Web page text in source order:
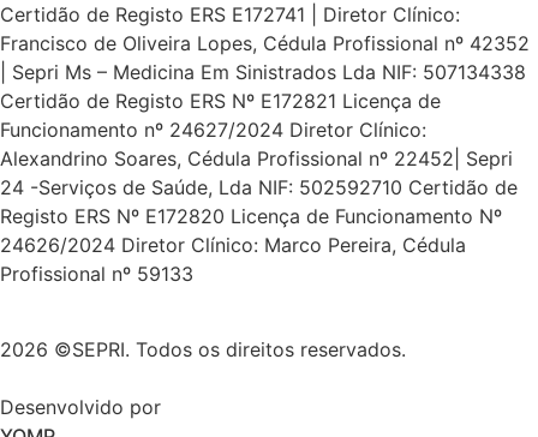
Certidão de Registo ERS E172741 | Diretor Clínico:
Francisco de Oliveira Lopes, Cédula Profissional nº 42352
| Sepri Ms – Medicina Em Sinistrados Lda NIF: 507134338
Certidão de Registo ERS Nº E172821 Licença de
Funcionamento nº 24627/2024 Diretor Clínico:
Alexandrino Soares, Cédula Profissional nº 22452| Sepri
24 -Serviços de Saúde, Lda NIF: 502592710 Certidão de
Registo ERS Nº E172820 Licença de Funcionamento Nº
24626/2024 Diretor Clínico: Marco Pereira, Cédula
Profissional nº 59133
2026 ©SEPRI. Todos os direitos reservados.
Desenvolvido por